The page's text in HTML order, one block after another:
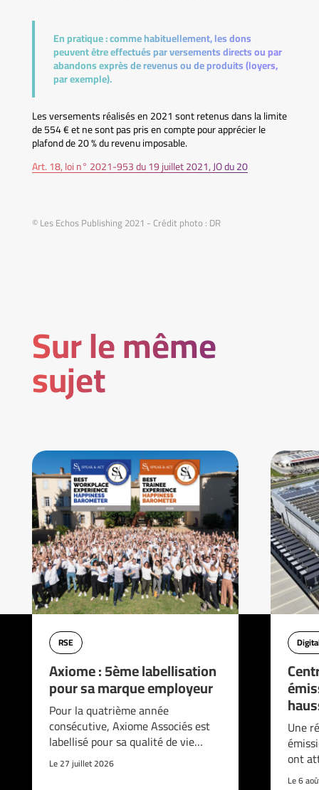
En pratique :comme habituellement, les dons
peuvent être effectués par versements directs ou par
abandons exprès de revenus ou de produits (loyers,
par exemple).
Les versements réalisés en 2021 sont retenus dans la limite
de 554 € et ne sont pas pris en compte pour apprécier le
plafond de 20 % du revenu imposable.
Art. 18, loi n° 2021-953 du 19 juillet 2021, JO du 20
© Les Echos Publishing 2021 - Crédit photo : DR
Sur le même
sujet
RSE
Axiome : 5ème labellisation
pour sa marque employeur
Pour la quatrième année
consécutive, Axiome Associés est
labellisé pour sa qualité de vie…
Le 27 juillet 2026
Une
ont
Le 6